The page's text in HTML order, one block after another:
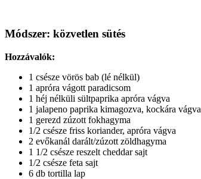
Módszer: közvetlen sütés
Hozzávalók:
1 csésze vörös bab (lé nélkül)
1 apróra vágott paradicsom
1 héj nélküli sültpaprika apróra vágva
1 jalapeno paprika kimagozva, kockára vágva
1 gerezd zúzott fokhagyma
1/2 csésze friss koriander, apróra vágva
2 evőkanál darált/zúzott zöldhagyma
1 1/2 csésze reszelt cheddar sajt
1/2 csésze feta sajt
6 db tortilla lap